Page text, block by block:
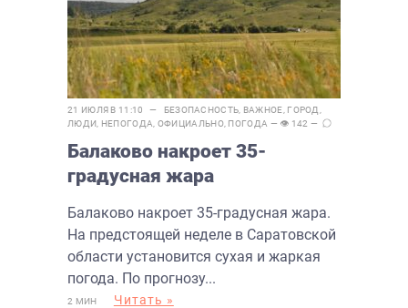
21 ИЮЛЯ В 11:10 — БЕЗОПАСНОСТЬ ВАЖНОЕ ГОРОД
ЛЮДИ НЕПОГОДА ОФИЦИАЛЬНО, ПОГОДА — 👁 142 —
Балаково накроет 35-
градусная жара
Балаково накроет 35-градусная жара.
На предстоящей неделе в Саратовской
области установится сухая и жаркая
погода. По прогнозу...
2 МИН Читать »